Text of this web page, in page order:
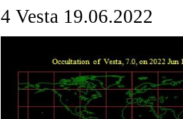
4 Vesta 19.06.2022